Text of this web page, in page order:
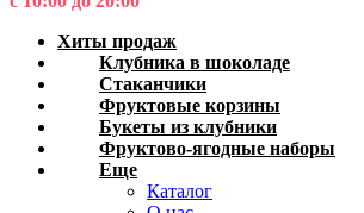
Хиты продаж
Клубника в шоколаде
Стаканчики
Фруктовые корзины
Букеты из клубники
Фруктово-ягодные наборы
Еще
Каталог